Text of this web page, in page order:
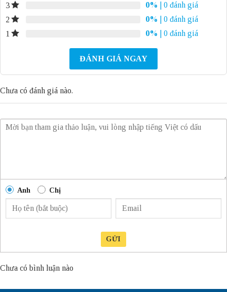
3
0%
| 0 đánh giá
2
0%
| 0 đánh giá
1
0% | 0 đánh giá
ĐÁNH GIÁ NGAY
Chưa có đánh giá nào.
Anh Chị
GỬI
Chưa có bình luận nào